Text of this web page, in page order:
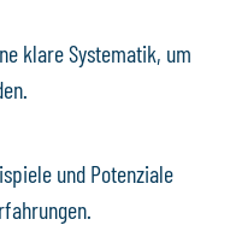
klare Systematik, um
und Potenziale